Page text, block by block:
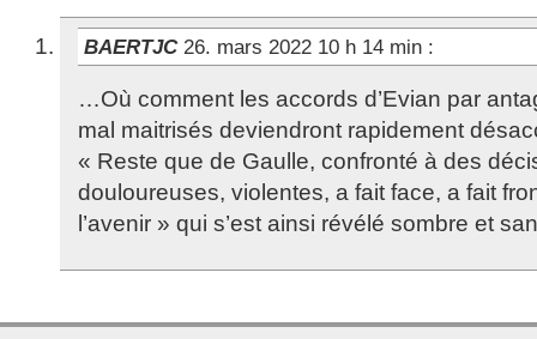
BAERTJC 26. mars 2022 10 h 14 min :
…Où comment les accords d’Evian par
mal maitrisés deviendront rapidement
« Reste que de Gaulle, confronté à des
douloureuses, violentes, a fait face, a fait
l’avenir » qui s’est ainsi révélé sombre et